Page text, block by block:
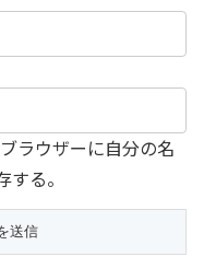
ラウザーに自分の名
る。